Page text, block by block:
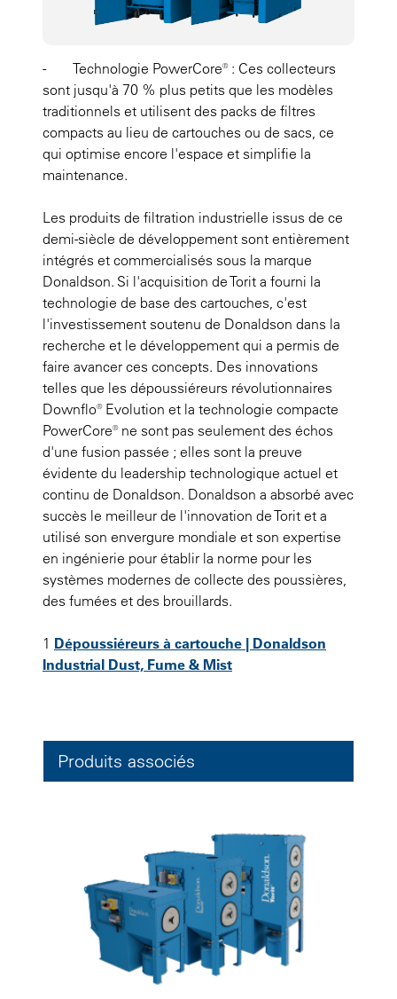
- Technologie PowerCore® : Ces collecteurs
sont jusqu'à 70 % plus petits que les modèles
traditionnels et utilisent des packs de filtres
compacts au lieu de cartouches ou de sacs, ce
qui optimise encore l'espace et simplifie la
maintenance.
Les produits de filtration industrielle issus de ce
demi-siècle de développement sont entièrement
intégrés et commercialisés sous la marque
Donaldson. Si l'acquisition de Torit a fourni la
technologie de base des cartouches, c'est
l'investissement soutenu de Donaldson dans la
recherche et le développement qui a permis de
faire avancer ces concepts. Des innovations
telles que les dépoussiéreurs révolutionnaires
Downflo® Evolution et la technologie compacte
PowerCore® ne sont pas seulement des échos
d'une fusion passée ; elles sont la preuve
évidente du leadership technologique actuel et
continu de Donaldson. Donaldson a absorbé avec
succès le meilleur de l'innovation de Torit et a
utilisé son envergure mondiale et son expertise
en ingénierie pour établir la norme pour les
systèmes modernes de collecte des poussières,
des fumées et des brouillards.
1 Dépoussiéreurs à cartouche | Donaldson
Industrial Dust, Fume & Mist
Produits associés